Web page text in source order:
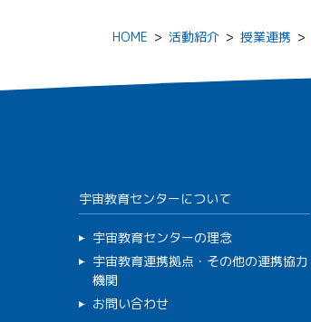
HOME > 活動紹介 > 授業連携 >
宇宙教育センターについて
宇宙教育センターの理念
宇宙教育連携拠点・その他の連携協力
機関
お問い合わせ